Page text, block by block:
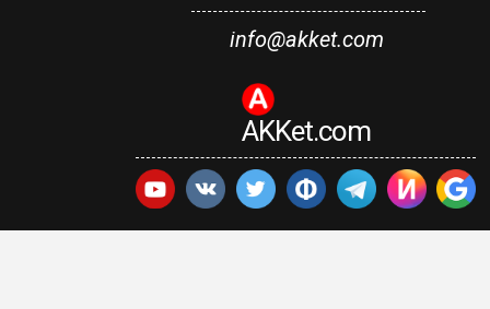
info@akket.com
AKKet.com